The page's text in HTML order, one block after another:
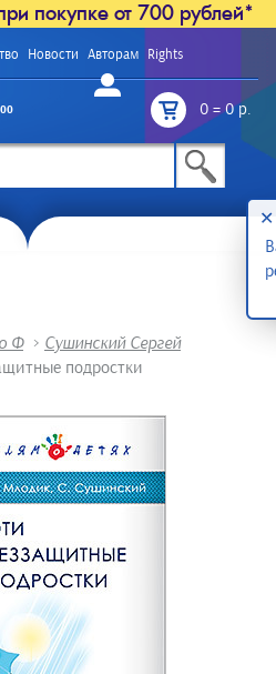
покупке от 700 рублей*
Новости Авторам Rights
Войти
0=0 р.
Ф > Сушинский Сергей
подростки
✕